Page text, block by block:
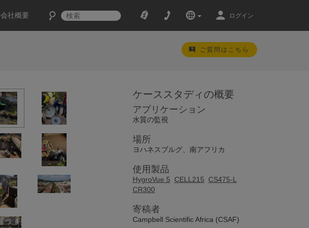
会社概要 ログイン
ご質問はこちら
ケーススタディの概要
アプリケーション
水質の監視
場所
ヨハネスブルグ、南アフリカ
使用製品
HygroVue 5 CELL215
CS475-L
CR300
寄稿者
Campbell Scientific Africa (CSAF)